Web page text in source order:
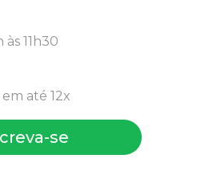
11h30
até 12x
se